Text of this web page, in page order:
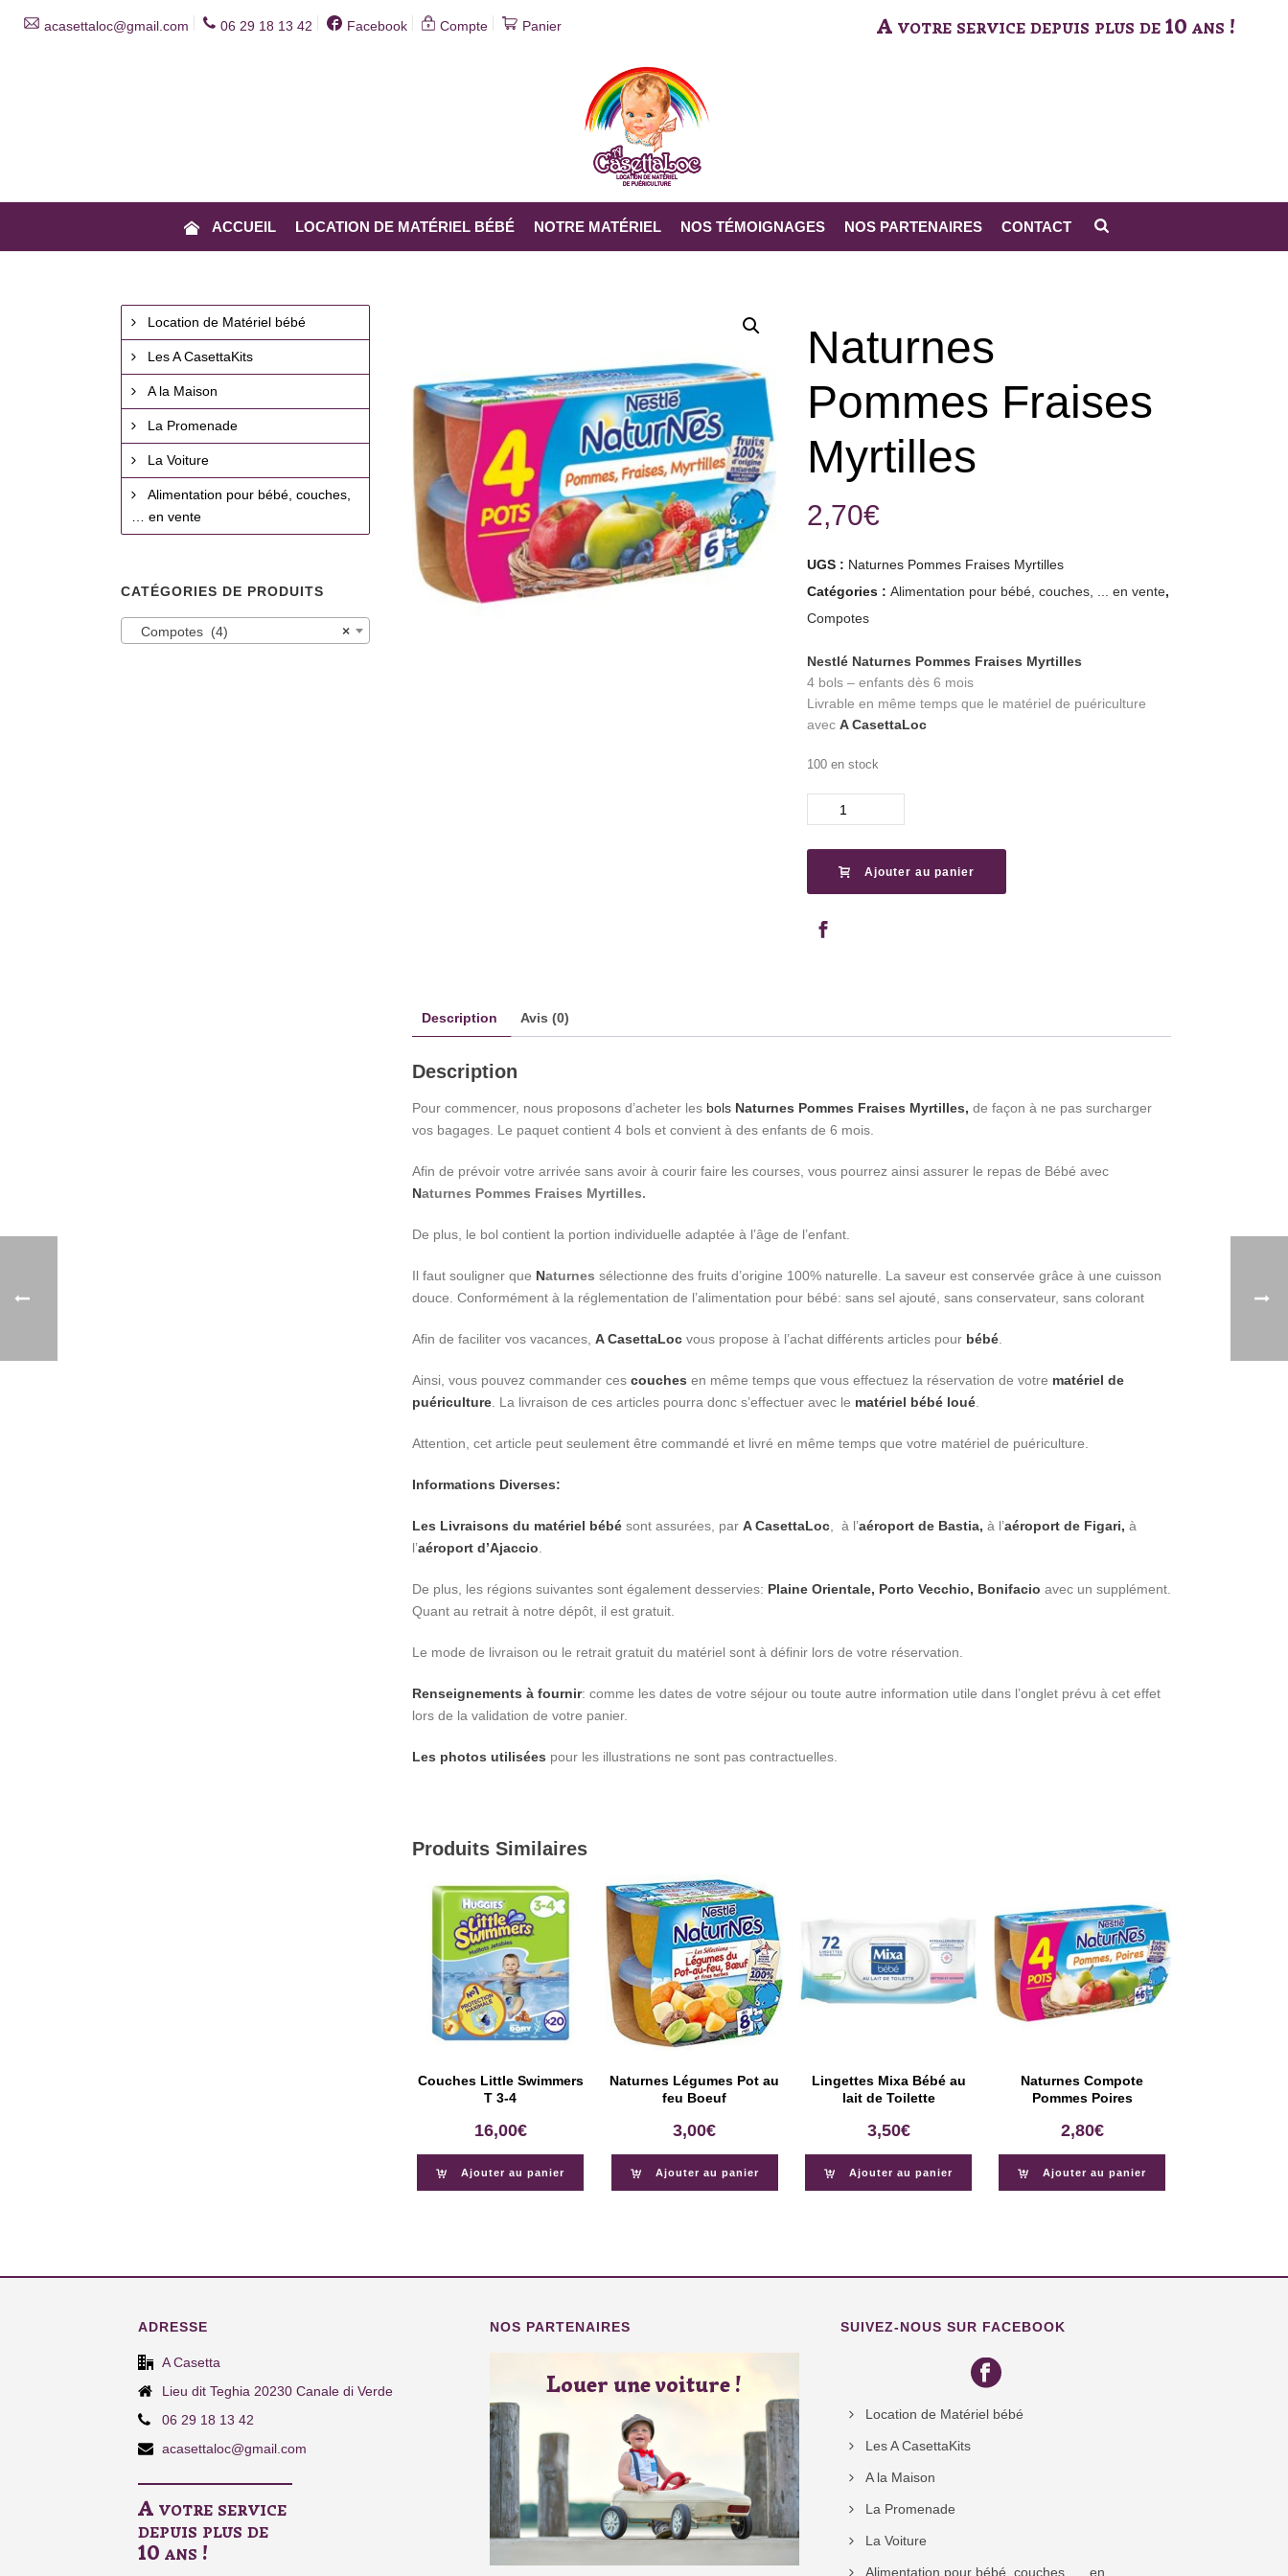
acasettaloc@gmail.com 06 29 18 13 42 Facebook Compte Panier A votre service depuis plus de 10 ans !
ACCUEIL LOCATION DE MATÉRIEL BÉBÉ NOTRE MATÉRIEL NOS TÉMOIGNAGES NOS PARTENAIRES CONTACT
A CASETTALOC » PRODUITS»NATURNES POMMES FRAISES MYRTILLES
Naturnes
Pommes Fraises
Myrtilles
2,70€
UGS : Naturnes Pommes Fraises Myrtilles
Catégories : Alimentation pour bébé, couches, ... en vente,
Compotes
Nestlé Naturnes Pommes Fraises Myrtilles
4 bols – enfants dès 6 mois
Livrable en même temps que le matériel de puériculture
avec A CasettaLoc
100 en stock
quantité
de
Naturnes
Pommes
Fraises
Ajouter au panier
Description Avis (0)
Description
Pour commencer, nous proposons d’acheter les bols Naturnes Pommes Fraises Myrtilles, de façon à ne pas surcharger
vos bagages. Le paquet contient 4 bols et convient à des enfants de 6 mois.
Afin de prévoir votre arrivée sans avoir à courir faire les courses, vous pourrez ainsi assurer le repas de Bébé avec
Naturnes Pommes Fraises Myrtilles.
De plus, le bol contient la portion individuelle adaptée à l’âge de l’enfant.
Il faut souligner que Naturnes sélectionne des fruits d’origine 100% naturelle. La saveur est conservée grâce à une cuisson
douce. Conformément à la réglementation de l’alimentation pour bébé: sans sel ajouté, sans conservateur, sans colorant
Afin de faciliter vos vacances, A CasettaLocvous propose à l’achat différents articles pour bébé.
Ainsi, vous pouvez commander ces couches en même temps que vous effectuez la réservation de votre matériel de
puériculture. La livraison de ces articles pourra donc s’effectuer avec le matériel bébé loué.
Attention, cet article peut seulement être commandé et livré en même temps que votre matériel de puériculture.
Informations Diverses:
Les Livraisons du matériel bébé sont assurées, par A CasettaLoc, à l’aéroport de Bastia, à l’aéroport de Figari, à
l’aéroport d’Ajaccio
De plus, les régions suivantes sont également desservies: Plaine Orientale, Porto Vecchio, Bonifacio avec un supplément.
Quant au retrait à notre dépôt, il est gratuit.
Le mode de livraison ou le retrait gratuit du matériel sont à définir lors de votre réservation.
Renseignements à fournir: comme les dates de votre séjour ou toute autre information utile dans l’onglet prévu à cet effet
lors de la validation de votre panier.
Les photos utilisées pour les illustrations ne sont pas contractuelles.
Produits Similaires
Couches Little Swimmers
T 3-4
16,00€
Ajouter au panier
Naturnes Légumes Pot au
feu Boeuf
3,00€
Ajouter au panier
Lingettes Mixa Bébé au
lait de Toilette
3,50€
Ajouter au panier
Naturnes Compote
Pommes Poires
2,80€
Ajouter au panier
Location de Matériel bébé
Les A CasettaKits
A la Maison
La Promenade
La Voiture
Alimentation pour bébé, couches,
… en vente
CATÉGORIES DE PRODUITS
×
Compotes (4)
ADRESSE
A Casetta
Lieu dit Teghia 20230 Canale di Verde
06 29 18 13 42
acasettaloc@gmail.com
A votre service
depuis plus de
10 ans !
NOS PARTENAIRES
Louer une voiture !
SUIVEZ-NOUS SUR FACEBOOK
Location de Matériel bébé
Les A CasettaKits
A la Maison
La Promenade
La Voiture
Alimentation pour bébé, couches, … en